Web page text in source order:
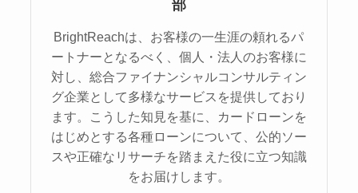
部
BrightReachは、お客様の一生涯の頼れるパ
ートナーとなるべく、個人・法人のお客様に
対し、総合ファイナンシャルコンサルティン
グ企業として多様なサービスを提供しており
ます。こうした知見を基に、カードローンを
はじめとする各種ローンについて、公的ソー
スや正確なリサーチを踏まえた役に立つ知識
をお届けします。